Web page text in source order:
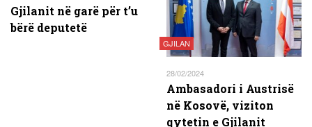
Gjilanit në garë për t’u
bërë deputetë
GJILAN
28/02/2024
Ambasadori i Austrisë
në Kosovë, viziton
qytetin e Gjilanit